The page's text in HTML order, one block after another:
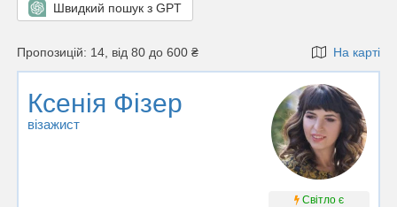
Швидкий пошук з GPT
Пропозицій: 14, від 80 до 600 ₴ На карті
Ксенія Фізер
візажист
Світло є